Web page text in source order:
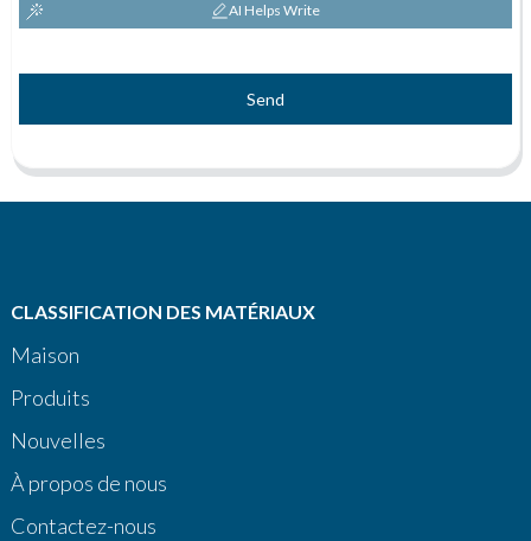
AI Helps Write
Send
CLASSIFICATION DES MATÉRIAUX
Maison
Produits
Nouvelles
À propos de nous
Contactez-nous